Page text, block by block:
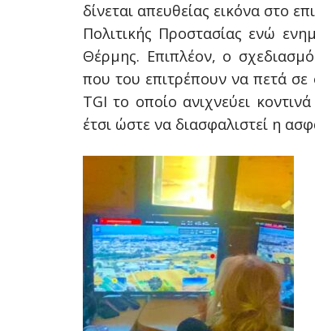
δίνεται απευθείας εικόνα στο
Πολιτικής Προστασίας ενώ
Θέρμης. Επιπλέον, ο
που του επιτρέπουν να πετά σε
TGI το οποίο ανιχνεύει
έτσι ώστε να διασφαλιστεί η